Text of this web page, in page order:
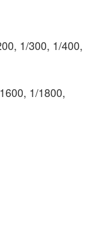
1/300, 1/400,
1/1800,